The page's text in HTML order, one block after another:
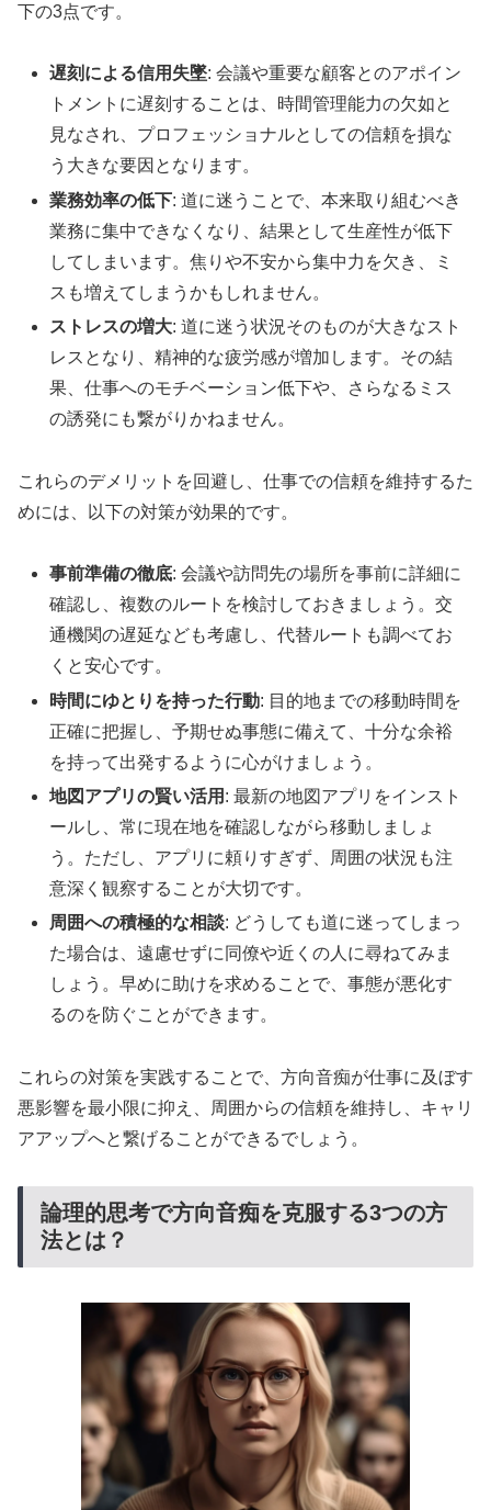
下の3点です。
遅刻による信用失墜: 会議や重要な顧客とのアポイン
トメントに遅刻することは、時間管理能力の欠如と
見なされ、プロフェッショナルとしての信頼を損な
う大きな要因となります。
業務効率の低下: 道に迷うことで、本来取り組むべき
業務に集中できなくなり、結果として生産性が低下
してしまいます。焦りや不安から集中力を欠き、ミ
スも増えてしまうかもしれません。
ストレスの増大: 道に迷う状況そのものが大きなスト
レスとなり、精神的な疲労感が増加します。その結
果、仕事へのモチベーション低下や、さらなるミス
の誘発にも繋がりかねません。
これらのデメリットを回避し、仕事での信頼を維持するた
めには、以下の対策が効果的です。
事前準備の徹底: 会議や訪問先の場所を事前に詳細に
確認し、複数のルートを検討しておきましょう。交
通機関の遅延なども考慮し、代替ルートも調べてお
くと安心です。
時間にゆとりを持った行動: 目的地までの移動時間を
正確に把握し、予期せぬ事態に備えて、十分な余裕
を持って出発するように心がけましょう。
地図アプリの賢い活用 : 最新の地図アプリをインスト
ールし、常に現在地を確認しながら移動しましょ
う。ただし、アプリに頼りすぎず、周囲の状況も注
意深く観察することが大切です。
周囲への積極的な相談: どうしても道に迷ってしまっ
た場合は、遠慮せずに同僚や近くの人に尋ねてみま
しょう。早めに助けを求めることで、事態が悪化す
るのを防ぐことができます。
これらの対策を実践することで、方向音痴が仕事に及ぼす
悪影響を最小限に抑え、周囲からの信頼を維持し、キャリ
アアップへと繋げることができるでしょう。
論理的思考で方向音痴を克服する3つの方
法とは？